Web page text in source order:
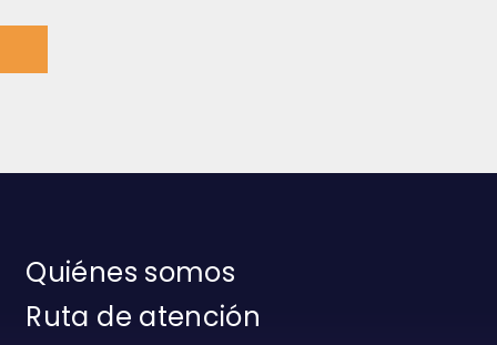
Quiénes somos
Ruta de atención